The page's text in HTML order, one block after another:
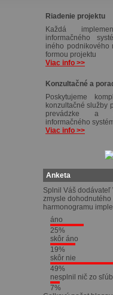
Riadenie projektu
Každá
informačného
iného podnikového
formou projektu
Viac info >>
Konzultačné a
Poskytujeme
konzultačné služby
prevádzke a
informačného
Viac info >>
Anketa
Splnil Váš dodávateľ
zmysle
harmonogramu
áno
25%
skôr áno
19%
skôr nie
49%
nesplnil nič zo
7%